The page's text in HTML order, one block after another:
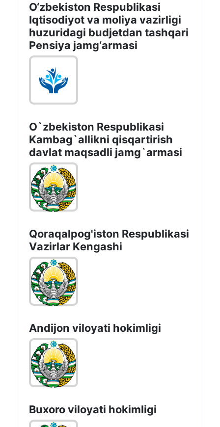
O‘zbekiston Respublikasi
Iqtisodiyot va moliya vazirligi
huzuridagi budjetdan tashqari
Pensiya jamg‘armasi
O`zbekiston Respublikasi
Kambag`allikni qisqartirish
davlat maqsadli jamg`armasi
Qoraqalpog'iston Rеspublikаsi
Vаzirlаr Kеngаshi
Andijon vilоyati hоkimligi
Buxoro viloyati hokimligi